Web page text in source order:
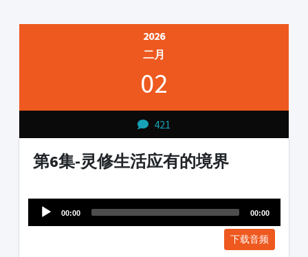
2026
二月
02
421
第6集-灵修生活应有的境界
Player
00:00 00:00
下载音频